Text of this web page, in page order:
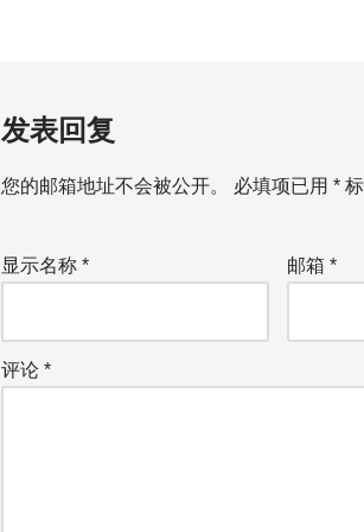
发表回复
您的邮箱地址不会被公开。 必填项已用 *
显示名称 * 邮箱*
评论 *